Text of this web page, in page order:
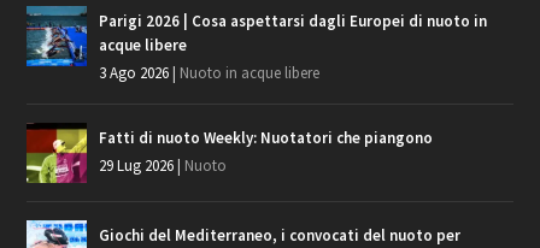
Parigi 2026 | Cosa aspettarsi dagli Europei di nuoto in
acque libere
3 Ago 2026| Nuoto in acque libere
Fatti di nuoto Weekly: Nuotatori che piangono
29 Lug 2026| Nuoto
Giochi del Mediterraneo, i convocati del nuoto per